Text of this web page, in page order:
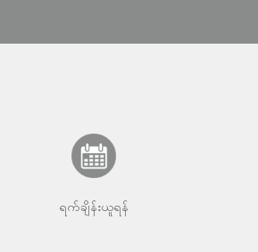
ရက်ချိန်းယူရန်